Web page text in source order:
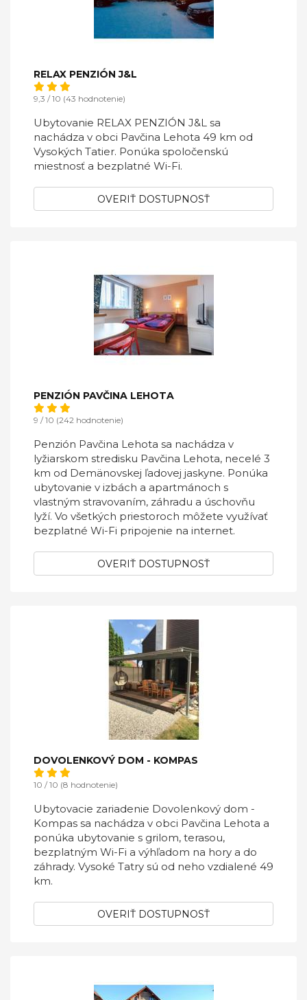
RELAX PENZIÓN J&L
9,3 / 10 (43 hodnotenie)
Ubytovanie RELAX PENZIÓN J&L sa
nachádza v obci Pavčina Lehota 49 km od
Vysokých Tatier. Ponúka spoločenskú
miestnosť a bezplatné Wi-Fi.
OVERIŤ DOSTUPNOSŤ
PENZIÓN PAVČINA LEHOTA
9 / 10 (242 hodnotenie)
Penzión Pavčina Lehota sa nachádza v
lyžiarskom stredisku Pavčina Lehota, necelé 3
km od Demänovskej ľadovej jaskyne. Ponúka
ubytovanie v izbách a apartmánoch s
vlastným stravovaním, záhradu a úschovňu
lyží. Vo všetkých priestoroch môžete využívať
bezplatné Wi-Fi pripojenie na internet.
OVERIŤ DOSTUPNOSŤ
DOVOLENKOVÝ DOM - KOMPAS
10 / 10 (8 hodnotenie)
Ubytovacie zariadenie Dovolenkový dom -
Kompas sa nachádza v obci Pavčina Lehota a
ponúka ubytovanie s grilom, terasou,
bezplatným Wi-Fi a výhľadom na hory a do
záhrady. Vysoké Tatry sú od neho vzdialené 49
km.
OVERIŤ DOSTUPNOSŤ